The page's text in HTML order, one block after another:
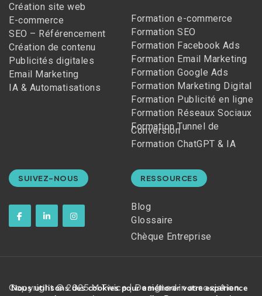
Création site web
E-commerce
SEO – Référencement
Création de contenu
Publicités digitales
Email Marketing
IA & Automatisations
Formation e-commerce
Formation SEO
Formation Facebook Ads
Formation Email Marketing
Formation Google Ads
Formation Marketing Digital
Formation Publicité en ligne
Formation Réseaux Sociaux
Formation Tunnel de
Conversion
Formation ChatGPT & IA
SUIVEZ-NOUS RESSOURCES
Blog
Glossaire
Chèque Entreprise
Copyright © 2025 M Twice | Designed in association
Nous utilisons des cookies pour améliorer votre expérience